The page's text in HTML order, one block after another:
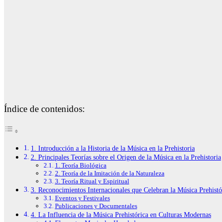
Índice de contenidos:
1. Introducción a la Historia de la Música en la Prehistoria
2. Principales Teorías sobre el Origen de la Música en la Prehistoria
1. Teoría Biológica
2. Teoría de la Imitación de la Naturaleza
3. Teoría Ritual y Espiritual
3. Reconocimientos Internacionales que Celebran la Música
Eventos y Festivales
Publicaciones y Documentales
4. La Influencia de la Música Prehistórica en Culturas Modernas